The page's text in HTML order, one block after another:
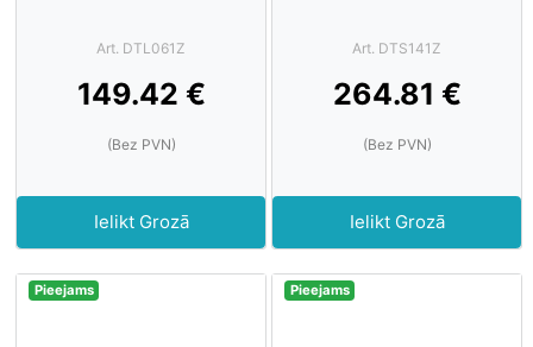
Art. DTL061Z
149.42 €
(Bez PVN)
Ielikt Grozā
Art. DTS141Z
264.81 €
(Bez PVN)
Ielikt Grozā
Pieejams Pieejams